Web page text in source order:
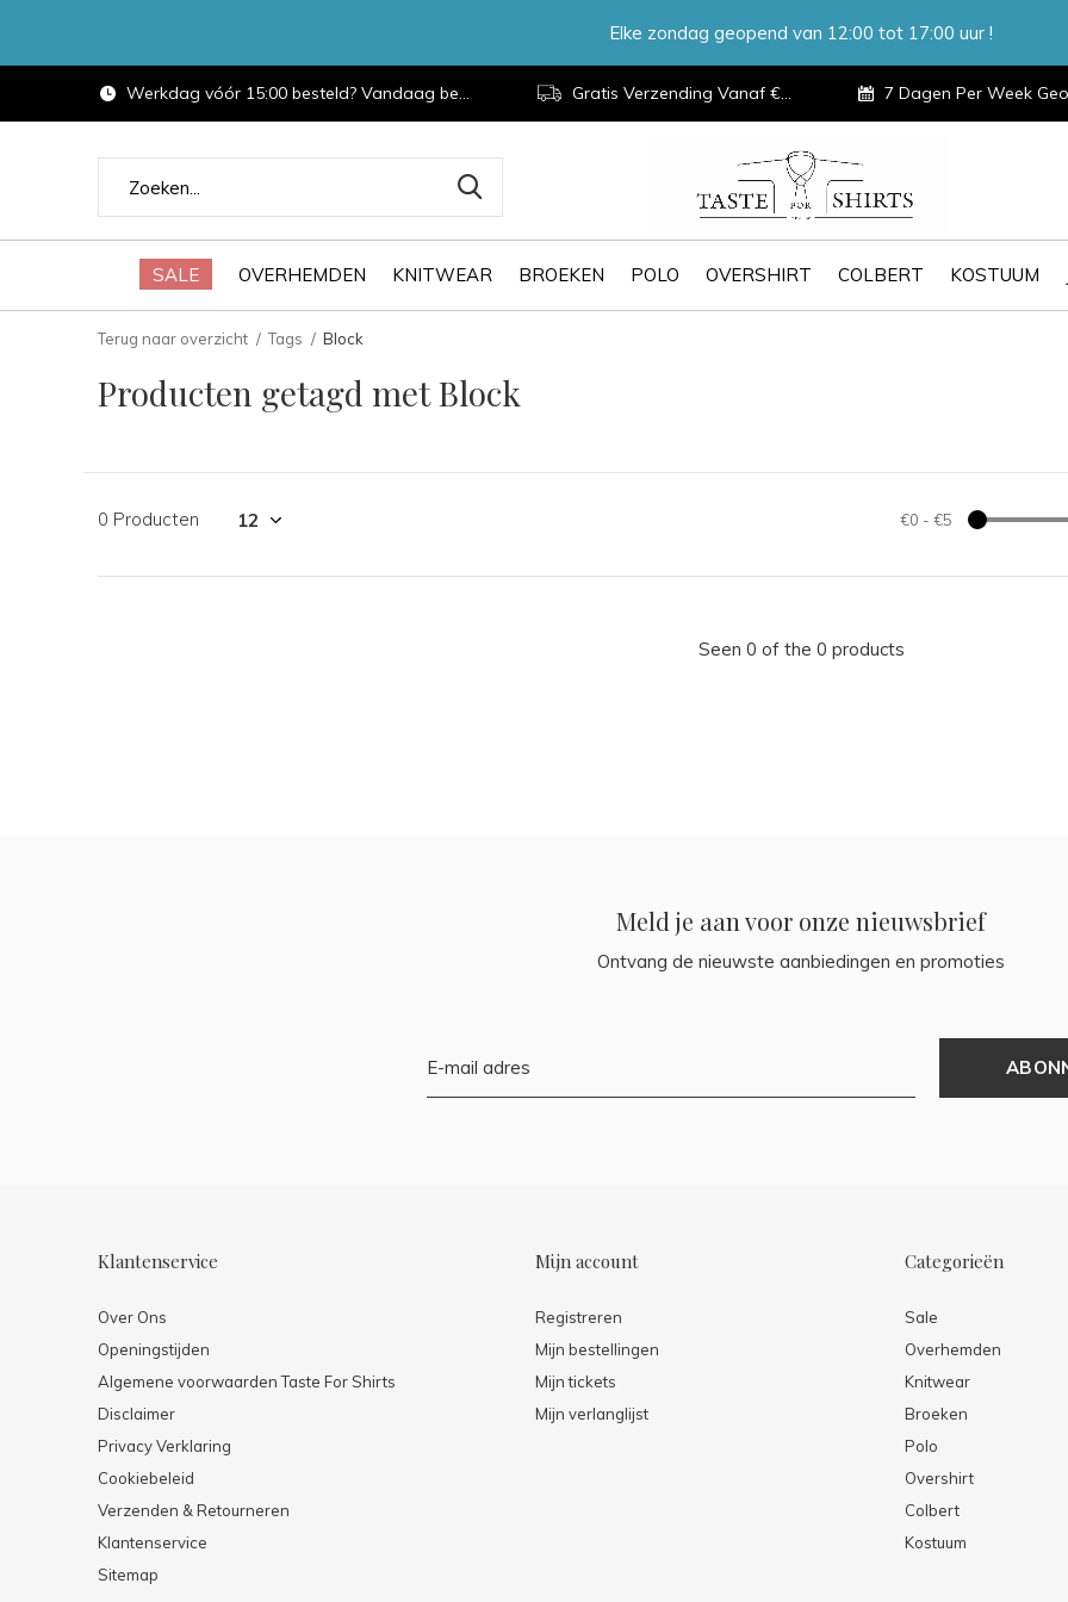
SALE OVERHEMDEN KNITWEAR BROEKEN POLO OVERSHIRT COLBERT KOSTUUM
Werkdag vóór 15:00 besteld? Vandaag bezorgd. Gratis Verzending Vanaf €100,- 7 Dagen Per Week Geopend
Elke zondag geopend van 12:00 tot 17:00 uur !
Terug naar overzicht Tags Block
Producten getagd met Block
0 Producten €0 - €5
Seen 0 of the 0 products
Meld je aan voor onze nieuwsbrief
Ontvang de nieuwste aanbiedingen en promoties
Klantenservice
Over Ons
Openingstijden
Algemene voorwaarden Taste For Shirts
Disclaimer
Privacy Verklaring
Cookiebeleid
Verzenden & Retourneren
Klantenservice
Sitemap
Mijn account
Registreren
Mijn bestellingen
Mijn tickets
Mijn verlanglijst
Categorieën
Sale
Overhemden
Knitwear
Broeken
Polo
Overshirt
Colbert
Kostuum